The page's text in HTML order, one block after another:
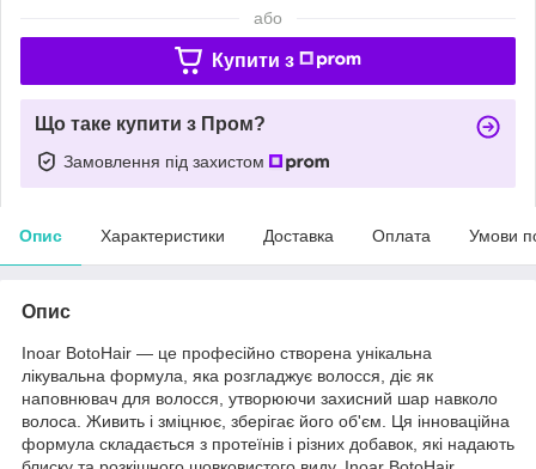
або
Купити з
Що таке купити з Пром?
Замовлення під захистом
Опис Характеристики Доставка Оплата Умови
Опис
Inoar BotoHair — це професійно створена унікальна
лікувальна формула, яка розгладжує волосся, діє як
наповнювач для волосся, утворюючи захисний шар навколо
волоса. Живить і зміцнює, зберігає його об'єм. Ця інноваційна
формула складається з протеїнів і різних добавок, які надають